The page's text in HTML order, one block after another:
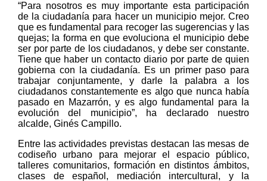
“Para nosotros es muy importante esta participación
de la ciudadanía para hacer un municipio mejor. Creo
que es fundamental para recoger las sugerencias y las
quejas; la forma en que evoluciona el municipio debe
ser por parte de los ciudadanos, y debe ser constante.
Tiene que haber un contacto diario por parte de quien
gobierna con la ciudadanía. Es un primer paso para
trabajar conjuntamente, y darle la palabra a los
ciudadanos constantemente es algo que nunca había
pasado en Mazarrón, y es algo fundamental para la
evolución del municipio”, ha declarado nuestro
alcalde, Ginés Campillo.
Entre las actividades previstas destacan las mesas de
codiseño urbano para mejorar el espacio público,
talleres comunitarios, formación en distintos ámbitos,
clases de español, mediación intercultural, y la